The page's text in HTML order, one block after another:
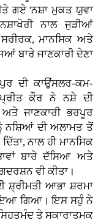
ਗਏ 'ਨਸ਼ਾ ਮੁਕਤ ਯੁਵਾ
ਨਾਲ ਜੁੜੀਆਂ
ਮਾਨਸਿਕ ਅਤੇ
ਬਾਰੇ ਜਾਣਕਾਰੀ ਦੇਣਾ
ਦੀ ਕਾਉਂਸਲਰ-ਕਮ-
ਕੌਰ ਨੇ ਨਸ਼ੇ ਦੀ
ਅਤੇ ਜਾਣਕਾਰੀ ਭਰਪੂਰ
ਨਸ਼ਿਆਂ ਦੀ ਅਲਾਮਤ ਤੋਂ
ਨਾਲ ਹੀ ਮਾਨਸਿਕ
ਬਾਰੇ ਦੱਸਿਆ ਅਤੇ
ਵੀ ਕੀਤਾ।
ਆਭਾ ਸ਼ਰਮਾ
ਗਿਆ। ਇਸ ਸਹੁੰ ਨੇ
ਤੇ ਸਕਾਰਾਤਮਕ